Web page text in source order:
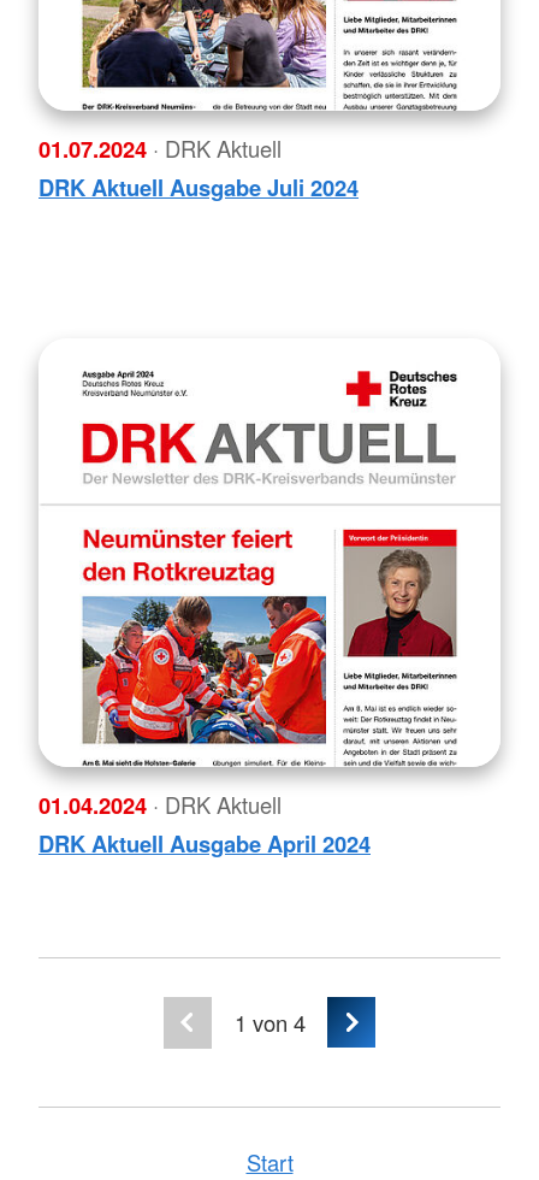
01.07.2024 · DRK Aktuell
DRK Aktuell Ausgabe Juli 2024
01.04.2024 · DRK Aktuell
DRK Aktuell Ausgabe April 2024
1 von 4
Start